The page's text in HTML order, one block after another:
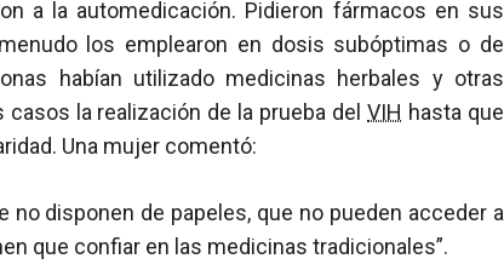
a la automedicación. Pidieron fármacos en sus
los emplearon en dosis subóptimas o de
habían utilizado medicinas herbales y otras
casos la realización de la prueba delVIH hasta que
Una mujer comentó:
no disponen de papeles, que no pueden acceder a
que confiar en las medicinas tradicionales”.